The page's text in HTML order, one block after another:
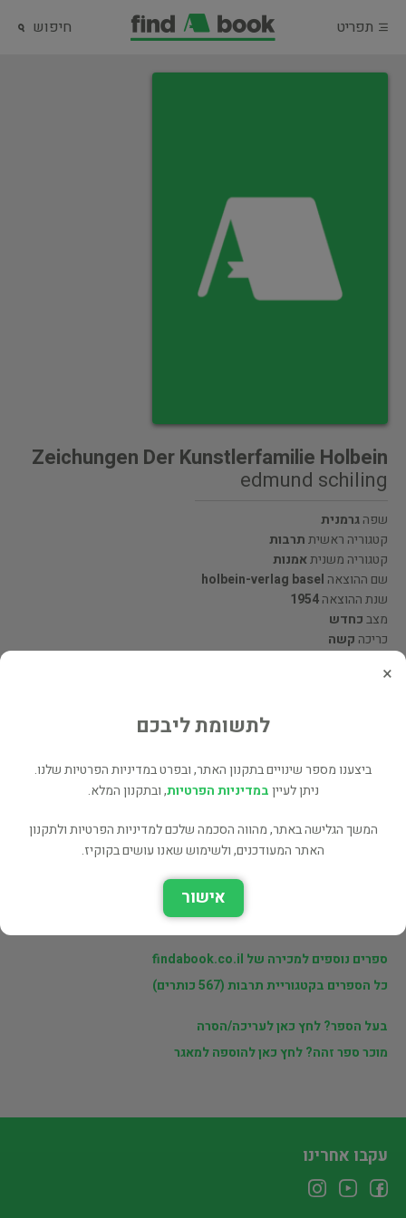
תפריט חיפוש
Zeichungen Der Kunstlerfamilie Holbein
edmund schiling
שפהגרמנית
קטגוריה ראשיתתרבות
קטגוריה משניתאמנות
שם ההוצאה holbein-verlag basel
שנת ההוצאה1954
מצבכחדש
כריכה קשה
פרטי המוכר
ספרים נוספים למכירה של findabook.co.il
כל הספרים בקטגוריית תרבות (567 כותרים)
בעל הספר? לחץ כאן לעריכה/הסרה
מוכר ספר זהה? לחץ כאן להוספה למאגר
×
לתשומת ליבכם
ביצענו מספר שינויים בתקנון האתר, ובפרט במדיניות הפרטיות שלנו.
ניתן לעייןבמדיניות הפרטיות, ובתקנון המלא.
המשך הגלישה באתר, מהווה הסכמה שלכם למדיניות הפרטיות ולתקנון
האתר המעודכנים, ולשימוש שאנו עושים בקוקיז.
אישור
עקבו אחרינו